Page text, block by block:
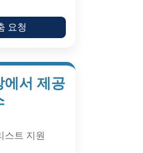
요청
에서 제공
스트 지원